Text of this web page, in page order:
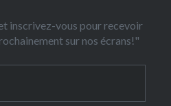
inscrivez-vous pour recevoir
sur nos écrans!"